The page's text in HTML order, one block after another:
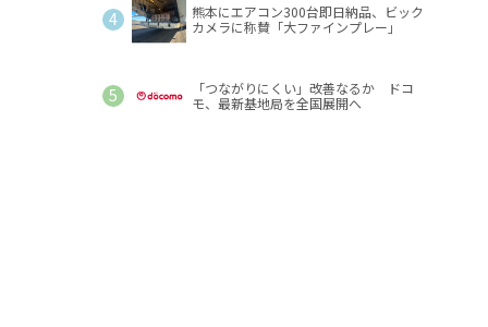
熊本にエアコン300台即日納品、ビック
カメラに称賛「大ファインプレー」
「つながりにくい」改善なるか ドコ
モ、最新基地局を全国展開へ